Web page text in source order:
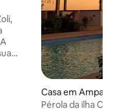
Casa em Ampasy
Pérola da ilha